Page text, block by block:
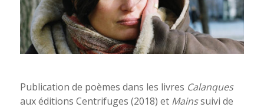
Publication de poèmes dans les livres Calanques
aux éditions Centrifuges (2018) et Mainssuivi de